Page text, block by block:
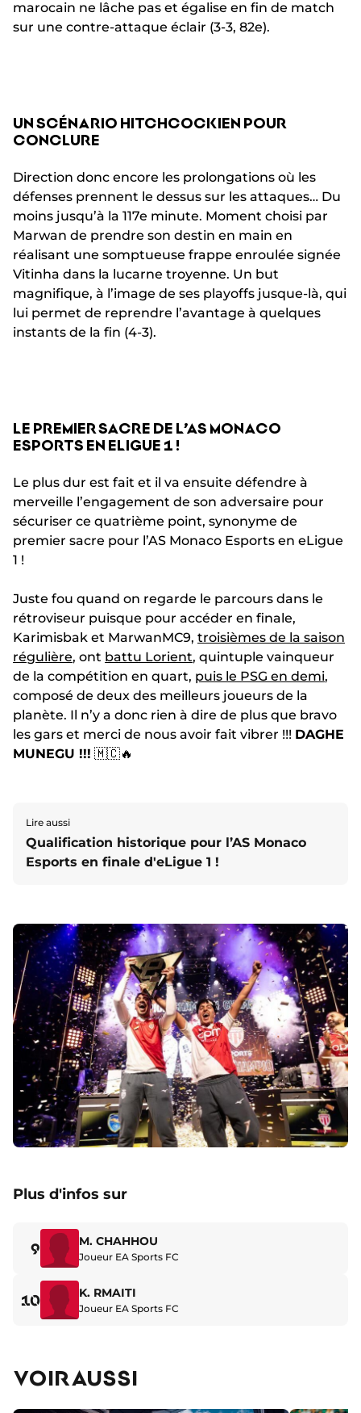
marocain ne lâche pas et égalise en fin de match
sur une contre-attaque éclair (3-3, 82e).
UN SCÉNARIO HITCHCOCKIEN POUR
CONCLURE
Direction donc encore les prolongations où les
défenses prennent le dessus sur les attaques… Du
moins jusqu’à la 117e minute. Moment choisi par
Marwan de prendre son destin en main en
réalisant une somptueuse frappe enroulée signée
Vitinha dans la lucarne troyenne. Un but
magnifique, à l’image de ses playoffs jusque-là, qui
lui permet de reprendre l’avantage à quelques
instants de la fin (4-3).
LE PREMIER SACRE DE L’AS MONACO
ESPORTS EN ELIGUE 1 !
Le plus dur est fait et il va ensuite défendre à
merveille l’engagement de son adversaire pour
sécuriser ce quatrième point, synonyme de
premier sacre pour l’AS Monaco Esports en eLigue
1 !
Juste fou quand on regarde le parcours dans le
rétroviseur puisque pour accéder en finale,
Karimisbak et MarwanMC9, troisièmes de la saison
régulière, ont battu Lorient, quintuple vainqueur
de la compétition en quart, puis le PSG en demi,
composé de deux des meilleurs joueurs de la
planète. Il n’y a donc rien à dire de plus que bravo
les gars et merci de nous avoir fait vibrer !!! DAGHE
MUNEGU !!! 🇲🇨🔥
Lire aussi
Qualification historique pour l’AS Monaco
Esports en finale d'eLigue 1 !
Plus d'infos sur
9 M. CHAHHOU
Joueur EA Sports FC
10 K. RMAITI
Joueur EA Sports FC
VOIR AUSSI